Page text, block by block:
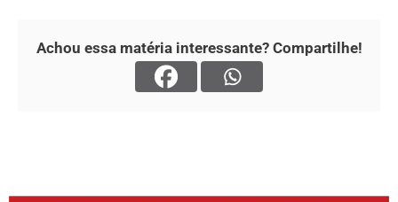
Achou essa matéria interessante? Compartilhe!